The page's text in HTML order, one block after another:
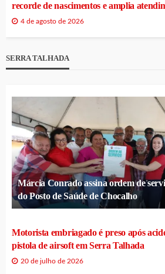
recorde de nascimentos e amplia
4 de agosto de 2026
SERRA TALHADA
Márcia Conrado assina ordem de
do Posto de Saúde de Chocalho
Motorista embriagado é preso após
pistola de airsoft em Serra Talhada
20 de julho de 2026